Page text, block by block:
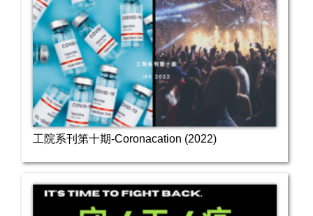
工院系刊第十期-Coronacation (2022)